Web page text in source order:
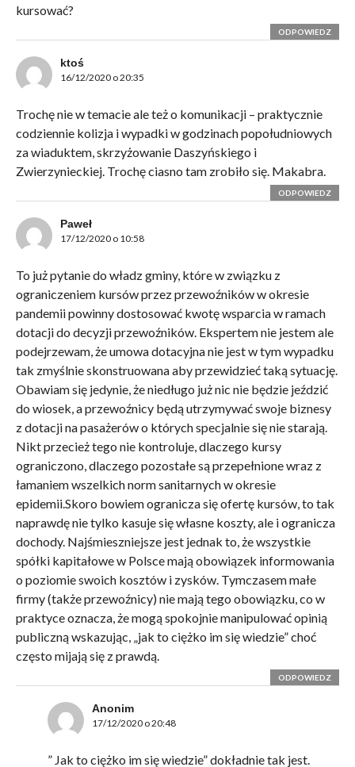
kursować?
ODPOWIEDZ
ktoś
16/12/2020 o 20:35
Trochę nie w temacie ale też o komunikacji – praktycznie
codziennie kolizja i wypadki w godzinach popołudniowych
za wiaduktem, skrzyżowanie Daszyńskiego i
Zwierzynieckiej. Trochę ciasno tam zrobiło się. Makabra.
ODPOWIEDZ
Paweł
17/12/2020 o 10:58
To już pytanie do władz gminy, które w związku z
ograniczeniem kursów przez przewoźników w okresie
pandemii powinny dostosować kwotę wsparcia w ramach
dotacji do decyzji przewoźników. Ekspertem nie jestem ale
podejrzewam, że umowa dotacyjna nie jest w tym wypadku
tak zmyślnie skonstruowana aby przewidzieć taką sytuację.
Obawiam się jedynie, że niedługo już nic nie będzie jeździć
do wiosek, a przewoźnicy będą utrzymywać swoje biznesy
z dotacji na pasażerów o których specjalnie się nie starają.
Nikt przecież tego nie kontroluje, dlaczego kursy
ograniczono, dlaczego pozostałe są przepełnione wraz z
łamaniem wszelkich norm sanitarnych w okresie
epidemii.Skoro bowiem ogranicza się ofertę kursów, to tak
naprawdę nie tylko kasuje się własne koszty, ale i ogranicza
dochody. Najśmieszniejsze jest jednak to, że wszystkie
spółki kapitałowe w Polsce mają obowiązek informowania
o poziomie swoich kosztów i zysków. Tymczasem małe
firmy (także przewoźnicy) nie mają tego obowiązku, co w
praktyce oznacza, że mogą spokojnie manipulować opinią
publiczną wskazując, „jak to ciężko im się wiedzie” choć
często mijają się z prawdą.
ODPOWIEDZ
Anonim
17/12/2020 o 20:48
” Jak to ciężko im się wiedzie” dokładnie tak jest.